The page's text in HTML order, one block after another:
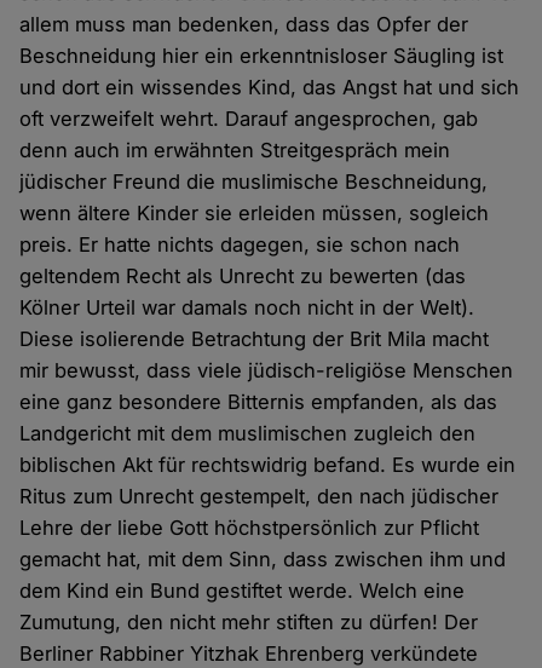
allem muss man bedenken, dass das Opfer der
Beschneidung hier ein erkenntnisloser Säugling ist
und dort ein wissendes Kind, das Angst hat und sich
oft verzweifelt wehrt. Darauf angesprochen, gab
denn auch im erwähnten Streitgespräch mein
jüdischer Freund die muslimische Beschneidung,
wenn ältere Kinder sie erleiden müssen, sogleich
preis. Er hatte nichts dagegen, sie schon nach
geltendem Recht als Unrecht zu bewerten (das
Kölner Urteil war damals noch nicht in der Welt).
Diese isolierende Betrachtung der Brit Mila macht
mir bewusst, dass viele jüdisch-religiöse Menschen
eine ganz besondere Bitternis empfanden, als das
Landgericht mit dem muslimischen zugleich den
biblischen Akt für rechtswidrig befand. Es wurde ein
Ritus zum Unrecht gestempelt, den nach jüdischer
Lehre der liebe Gott höchstpersönlich zur Pflicht
gemacht hat, mit dem Sinn, dass zwischen ihm und
dem Kind ein Bund gestiftet werde. Welch eine
Zumutung, den nicht mehr stiften zu dürfen! Der
Berliner Rabbiner Yitzhak Ehrenberg verkündete